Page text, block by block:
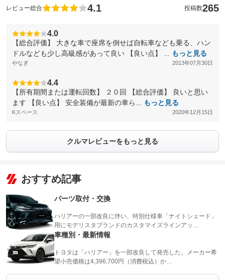
レビュー総合 4.1 投稿数265
4.0
【総合評価】 大きな車で座席を倒せば自転車なども乗る、ハン
ドルなども少し高級感があって良い 【良い点】 ...
もっと見る
やなぎ 2013年07月30日
4.4
【所有期間または運転回数】 ２０回 【総合評価】 良いと思い
ます 【良い点】 安全装備が最新の車ら...
もっと見る
Kスペース 2020年12月15日
クルマレビューをもっと見る
おすすめ記事
パーツ取付・交換
ハリアーの一部改良に伴い、特別仕様車「ナイトシェード」
用にモデリスタブランドのカスタマイズラインアッ…
車種別・最新情報
トヨタは「ハリアー」を一部改良して発売した。メーカー希
望小売価格は4,396,700円（消費税込）か…